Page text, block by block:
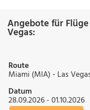
Angebote für
Vegas:
Route
Miami (MIA) - Las
Datum
28.09.2026 - 01.10.2026